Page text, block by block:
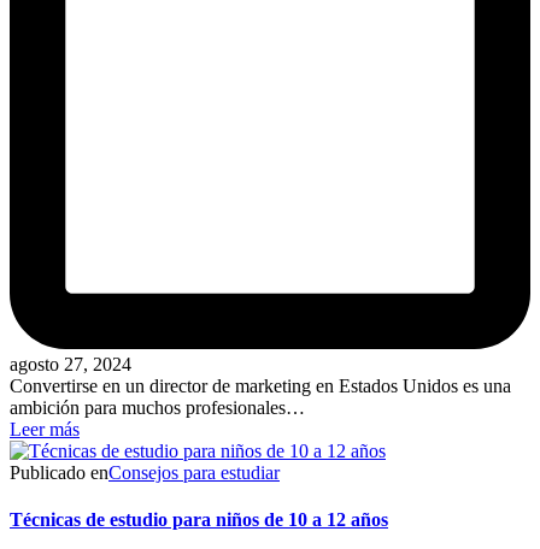
agosto 27, 2024
Convertirse en un director de marketing en Estados Unidos es una
ambición para muchos profesionales…
Leer más
Publicado enConsejos para estudiar
Técnicas de estudio para niños de 10 a 12 años